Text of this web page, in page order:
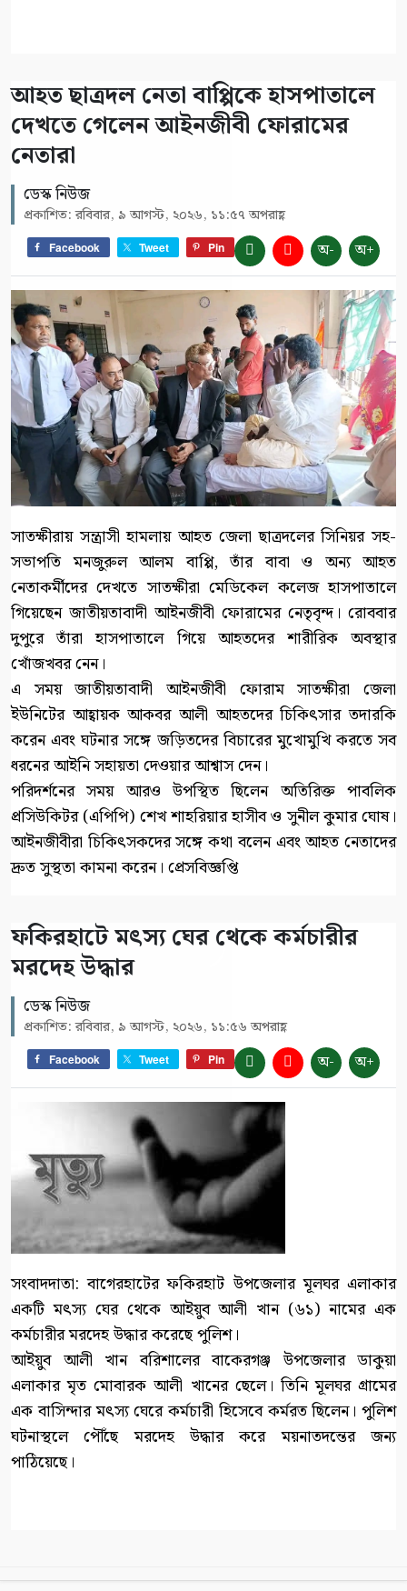
আহত ছাত্রদল নেতা বাপ্পিকে হাসপাতালে
দেখতে গেলেন আইনজীবী ফোরামের
নেতারা
ডেস্ক নিউজ
প্রকাশিত: রবিবার, ৯ আগস্ট, ২০২৬, ১১:৫৭ অপরাহ্ণ
Facebook Tweet Pin অ- অ+
সাতক্ষীরায় সন্ত্রাসী হামলায় আহত জেলা ছাত্রদলের সিনিয়র সহ-
সভাপতি মনজুরুল আলম বাপ্পি, তাঁর বাবা ও অন্য আহত
নেতাকর্মীদের দেখতে সাতক্ষীরা মেডিকেল কলেজ হাসপাতালে
গিয়েছেন জাতীয়তাবাদী আইনজীবী ফোরামের নেতৃবৃন্দ। রোববার
দুপুরে তাঁরা হাসপাতালে গিয়ে আহতদের শারীরিক অবস্থার
খোঁজখবর নেন।
এ সময় জাতীয়তাবাদী আইনজীবী ফোরাম সাতক্ষীরা জেলা
ইউনিটের আহ্বায়ক আকবর আলী আহতদের চিকিৎসার তদারকি
করেন এবং ঘটনার সঙ্গে জড়িতদের বিচারের মুখোমুখি করতে সব
ধরনের আইনি সহায়তা দেওয়ার আশ্বাস দেন।
পরিদর্শনের সময় আরও উপস্থিত ছিলেন অতিরিক্ত পাবলিক
প্রসিউকিটর (এপিপি) শেখ শাহরিয়ার হাসীব ও সুনীল কুমার ঘোষ।
আইনজীবীরা চিকিৎসকদের সঙ্গে কথা বলেন এবং আহত নেতাদের
দ্রুত সুস্থতা কামনা করেন। প্রেসবিজ্ঞপ্তি
ফকিরহাটে মৎস্য ঘের থেকে কর্মচারীর
মরদেহ উদ্ধার
ডেস্ক নিউজ
প্রকাশিত: রবিবার, ৯ আগস্ট, ২০২৬, ১১:৫৬ অপরাহ্ণ
Facebook Tweet Pin অ- অ+
সংবাদদাতা: বাগেরহাটের ফকিরহাট উপজেলার মূলঘর এলাকার
একটি মৎস্য ঘের থেকে আইয়ুব আলী খান (৬১) নামের এক
কর্মচারীর মরদেহ উদ্ধার করেছে পুলিশ।
আইয়ুব আলী খান বরিশালের বাকেরগঞ্জ উপজেলার ডাকুয়া
এলাকার মৃত মোবারক আলী খানের ছেলে। তিনি মূলঘর গ্রামের
এক বাসিন্দার মৎস্য ঘেরে কর্মচারী হিসেবে কর্মরত ছিলেন। পুলিশ
ঘটনাস্থলে পৌঁছে মরদেহ উদ্ধার করে ময়নাতদন্তের জন্য
পাঠিয়েছে।